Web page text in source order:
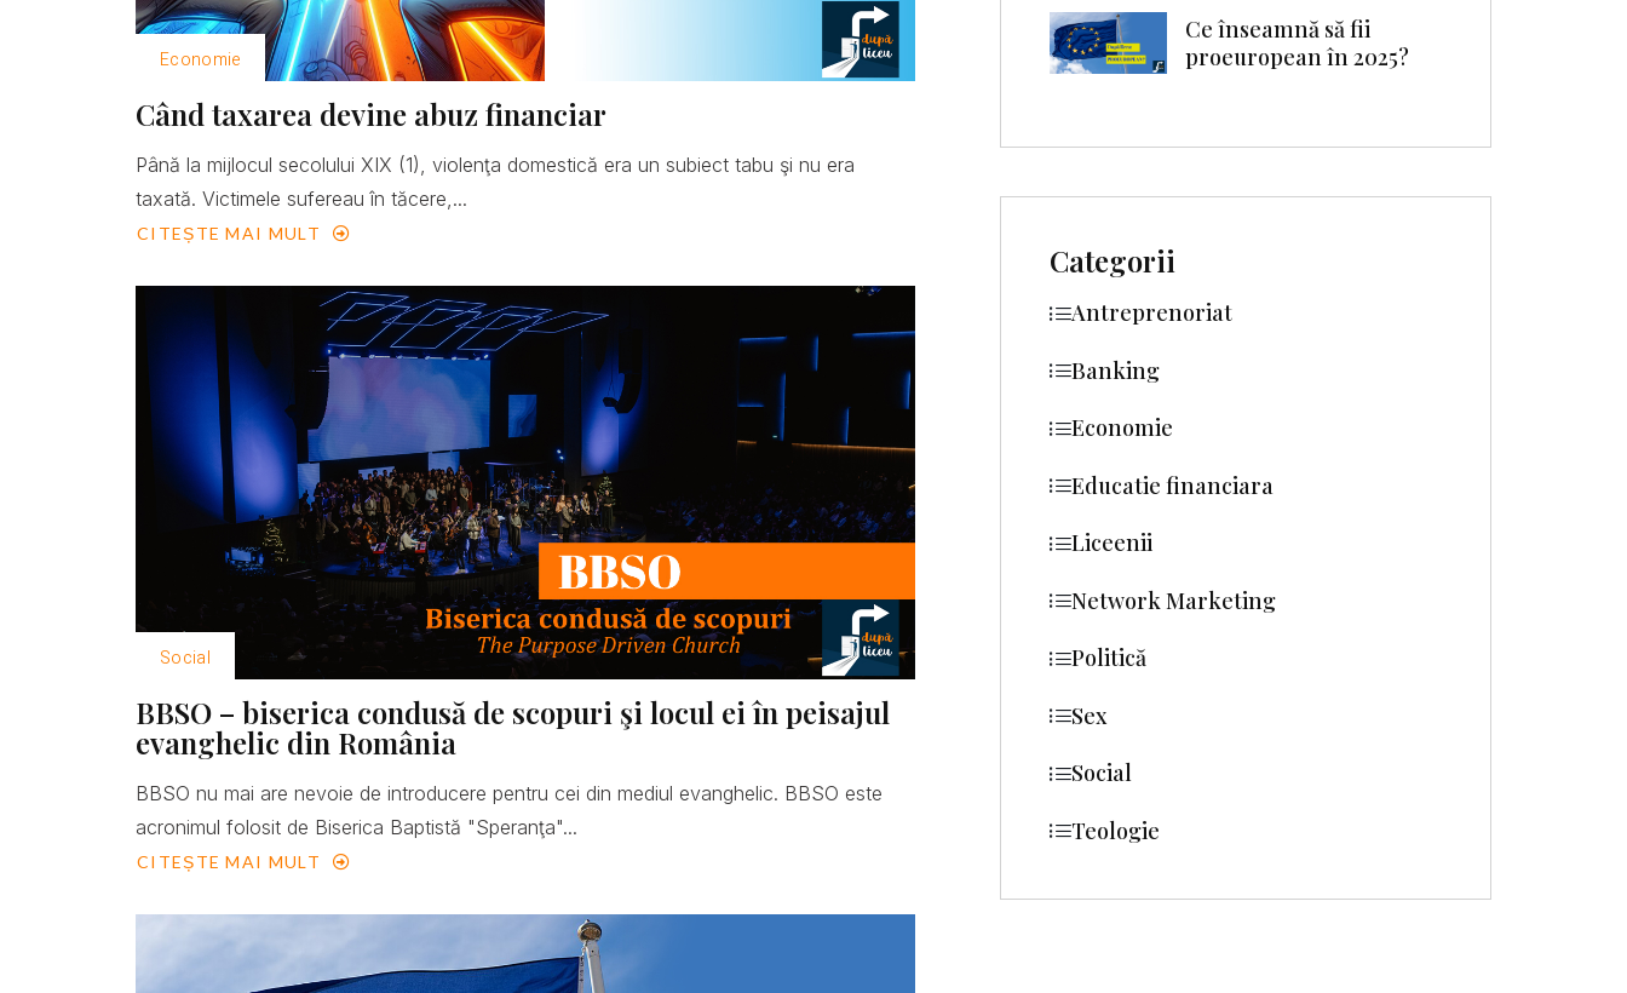
Economie
Când taxarea devine abuz financiar
Până la mijlocul secolului XIX (1), violenţa domestică era un subiect tabu şi nu era
taxată. Victimele sufereau în tăcere,...
CITEȘTE MAI MULT
Social
BBSO – biserica condusă de scopuri şi locul ei în peisajul
evanghelic din România
BBSO nu mai are nevoie de introducere pentru cei din mediul evanghelic. BBSO este
acronimul folosit de Biserica Baptistă "Speranţa"...
CITEȘTE MAI MULT
Ce înseamnă să fii
proeuropean în 2025?
Categorii
Antreprenoriat
Banking
Economie
Educatie financiara
Liceenii
Network Marketing
Politică
Sex
Social
Teologie